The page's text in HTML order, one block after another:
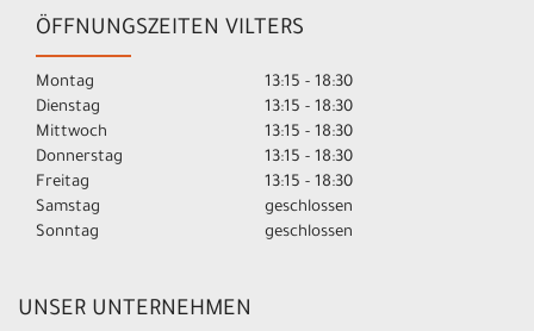
ÖFFNUNGSZEITEN VILTERS
Montag
13:15 - 18:30
Dienstag
13:15 - 18:30
Mittwoch
13:15 - 18:30
Donnerstag
13:15 - 18:30
Freitag
13:15 - 18:30
Samstag
geschlossen
Sonntag
geschlossen
UNSER UNTERNEHMEN